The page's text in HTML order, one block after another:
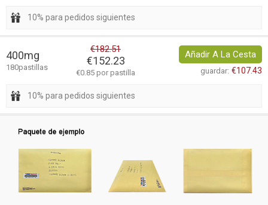
10% para pedidos siguientes
400mg
180pastillas
€182.51
€152.23
€0.85 por pastilla
Añadir A La Cesta
guardar: €107.43
10% para pedidos siguientes